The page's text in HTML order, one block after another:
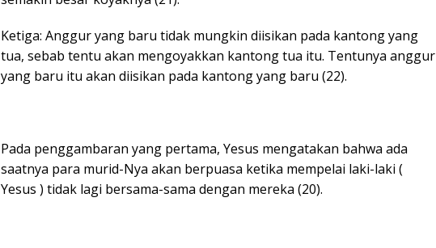
Ketiga: Anggur yang baru tidak mungkin diisikan pada kantong yang
tua, sebab tentu akan mengoyakkan kantong tua itu. Tentunya anggur
yang baru itu akan diisikan pada kantong yang baru (22).
Pada penggambaran yang pertama, Yesus mengatakan bahwa ada
saatnya para murid-Nya akan berpuasa ketika mempelai laki-laki (
Yesus ) tidak lagi bersama-sama dengan mereka (20).